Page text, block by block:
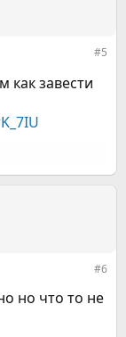
#5
как завести
#6
но что то не